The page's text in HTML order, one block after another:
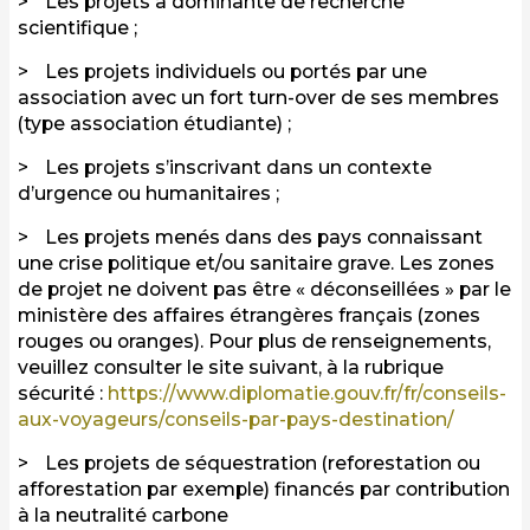
scientifique ;
Les projets individuels ou portés par une
association avec un fort turn-over de ses membres
(type association étudiante) ;
Les projets s’inscrivant dans un contexte
d’urgence ou humanitaires ;
Les projets menés dans des pays connaissant
une crise politique et/ou sanitaire grave. Les zones
de projet ne doivent pas être « déconseillées » par le
ministère des affaires étrangères français (zones
rouges ou oranges). Pour plus de renseignements,
veuillez consulter le site suivant, à la rubrique
sécurité : https://www.diplomatie.gouv.fr/fr/conseils-
aux-voyageurs/conseils-par-pays-destination/
Les projets de séquestration (reforestation ou
afforestation par exemple) financés par contribution
à la neutralité carbone